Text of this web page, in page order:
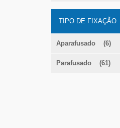
TIPO DE FIXAÇÃO
Aparafusado (6)
Parafusado (61)